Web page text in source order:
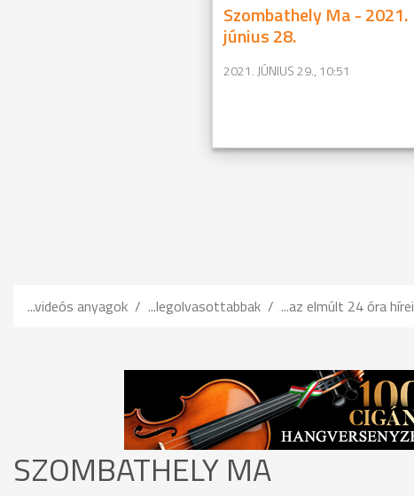
Szombathely Ma - 2021.
június 28.
2021. JÚNIUS 29., 10:51
...videós anyagok ...legolvasottabbak ...az elmúlt 24 óra hírei
SZOMBATHELY MA